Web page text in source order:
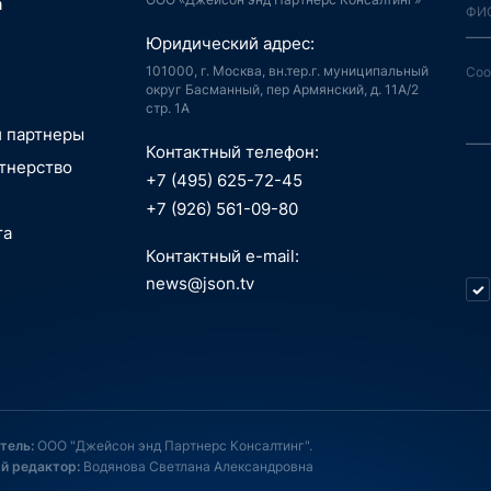
LegalTech
данные,
4.0,
онлайн-
медиа
книги
АСУ ТП, IoT
3D
ASIC,
ПК, смартфоны
ИБ
мотивация
БАС
город
3D
ИБ, КИИ
ПК, смартфоны
связь и услуги,
партнеры
Юридический адрес:
101000, г. Москва, вн.тер.г. муниципальный
округ Басманный, пер Армянский, д. 11А/2
стр. 1А
Контактный телефон:
+7 (495) 625-72-45
+7 (926) 561-09-80
Контактный e-mail:
news@json.tv
ООО "Джейсон энд Партнерс Консалтинг".
редактор:Водянова Светлана Александровна